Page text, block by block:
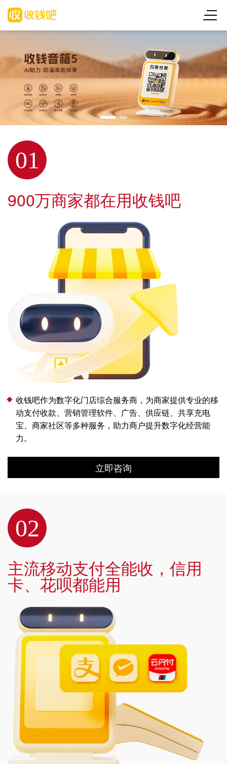
01
900万商家都在用收钱吧
收钱吧作为数字化门店综合服务商，为商家提供专业的移
动支付收款、营销管理软件、广告、供应链、共享充电
宝、商家社区等多种服务，助力商户提升数字化经营能
力。
立即咨询
02
主流移动支付全能收，信用
卡、花呗都能用